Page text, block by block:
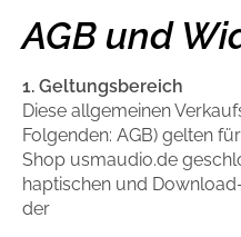
Romance by
Kinder
Verlag
Über USM Audio
AGB und
1. Geltungsbereich
Diese allgemeinen
Folgenden: AGB) gelten
Shop usmaudio.de
haptischen und
der